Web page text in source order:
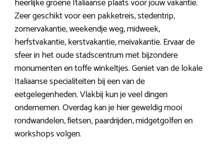
Zeer geschikt voor een pakketreis, stedentrip,
zomervakantie, weekendje weg, midweek,
herfstvakantie, kerstvakantie, meivakantie. Ervaar de
sfeer in het oude stadscentrum met bijzondere
monumenten en toffe winkeltjes. Geniet van de lokale
Italiaanse specialiteiten bij een van de
eetgelegenheden. Vlakbij kun je veel dingen
ondernemen. Overdag kan je hier geweldig mooi
rondwandelen, fietsen, paardrijden, midgetgolfen en
workshops volgen.